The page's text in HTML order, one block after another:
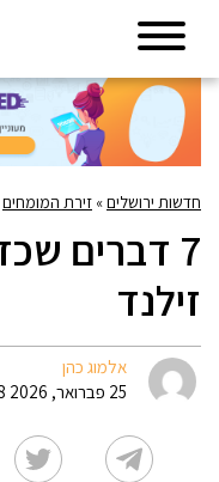
חדשות ירושלים» זירת המומחים
7 דברים
זילנד
אלמוג כהן
25 פברואר, 2026 11:28